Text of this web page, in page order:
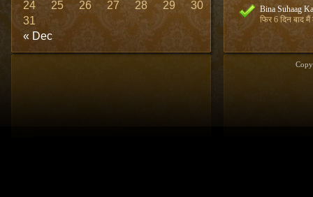
« Dec
24
25 26 27 28 29
30
31
Bina Suhaag
फिर 6 दिन बाद